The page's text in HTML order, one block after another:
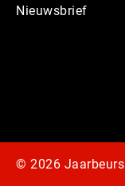
Nieuwsbrief
© 2026 Jaarbeurs